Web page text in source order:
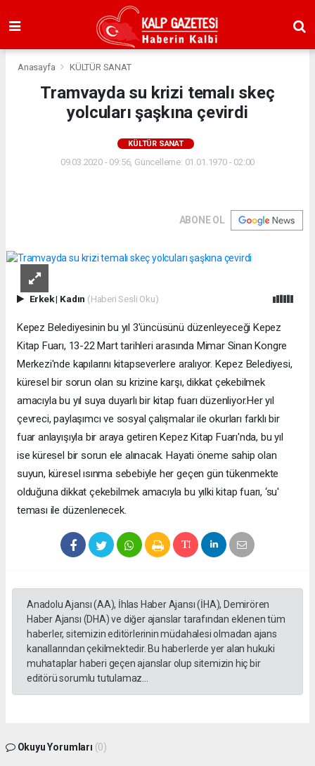
Anasayfa KÜLTÜR SANAT
Tramvayda su krizi temalı skeç
yolcuları şaşkına çevirdi
KÜLTÜR SANAT
09.03.2020 - 09:56, Güncelleme: 01.01.1970 - 02:00
ABONE OL
Erkek| Kadın (Haberi Sesli Oku)
Kepez Belediyesinin bu yıl 3'üncüsünü düzenleyeceği Kepez
Kitap Fuarı, 13-22 Mart tarihleri arasında Mimar Sinan Kongre
Merkezi'nde kapılarını kitapseverlere aralıyor. Kepez Belediyesi,
küresel bir sorun olan su krizine karşı, dikkat çekebilmek
amacıyla bu yıl suya duyarlı bir kitap fuarı düzenliyor.Her yıl
çevreci, paylaşımcı ve sosyal çalışmalar ile okurları farklı bir
fuar anlayışıyla bir araya getiren Kepez Kitap Fuarı'nda, bu yıl
ise küresel bir sorun ele alınacak. Hayati öneme sahip olan
suyun, küresel ısınma sebebiyle her geçen gün tükenmekte
olduğuna dikkat çekebilmek amacıyla bu yılki kitap fuarı, ‘su'
teması ile düzenlenecek.
Anadolu Ajansı (AA), İhlas Haber Ajansı (İHA), Demirören
Haber Ajansı (DHA) ve diğer ajanslar tarafından eklenen tüm
haberler, sitemizin editörlerinin müdahalesi olmadan ajans
kanallarından çekilmektedir. Bu haberlerde yer alan hukuki
muhataplar haberi geçen ajanslar olup sitemizin hiç bir
editörü sorumlu tutulamaz...
Okuyu Yorumları (0)